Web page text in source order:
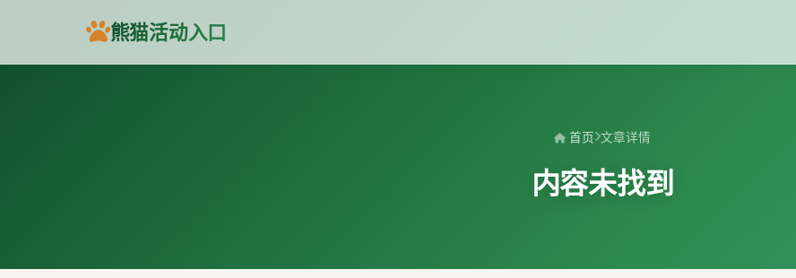
熊猫活动入口
首页 文章详情
内容未找到